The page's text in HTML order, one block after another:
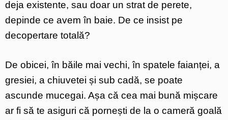
deja existente, sau doar un strat de perete,
depinde ce avem în baie. De ce insist pe
decopertare totală?
De obicei, în băile mai vechi, în spatele faianței, a
gresiei, a chiuvetei și sub cadă, se poate
ascunde mucegai. Așa că cea mai bună mișcare
ar fi să te asiguri că pornești de la o cameră goală